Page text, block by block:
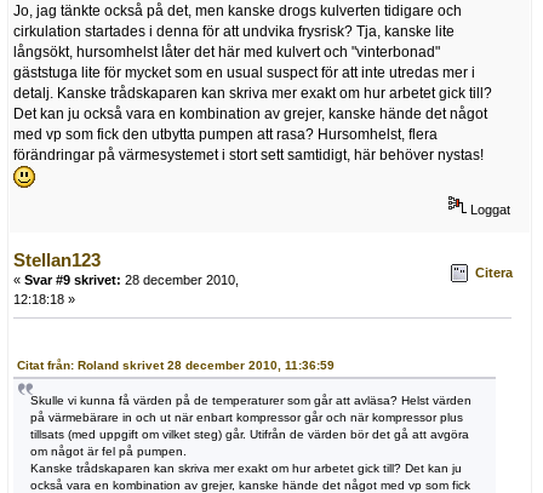
Jo, jag tänkte också på det, men kanske drogs kulverten tidigare och
cirkulation startades i denna för att undvika frysrisk? Tja, kanske lite
långsökt, hursomhelst låter det här med kulvert och "vinterbonad"
gäststuga lite för mycket som en usual suspect för att inte utredas mer i
detalj. Kanske trådskaparen kan skriva mer exakt om hur arbetet gick till?
Det kan ju också vara en kombination av grejer, kanske hände det något
med vp som fick den utbytta pumpen att rasa? Hursomhelst, flera
förändringar på värmesystemet i stort sett samtidigt, här behöver nystas!
Loggat
Stellan123
« Svar #9 skrivet: 28 december 2010,
12:18:18 »
Citera
Citat från: Roland skrivet 28 december 2010, 11:36:59
Skulle vi kunna få värden på de temperaturer som går att avläsa? Helst värden
på värmebärare in och ut när enbart kompressor går och när kompressor plus
tillsats (med uppgift om vilket steg) går. Utifrån de värden bör det gå att avgöra
om något är fel på pumpen.
Kanske trådskaparen kan skriva mer exakt om hur arbetet gick till? Det kan ju
också vara en kombination av grejer, kanske hände det något med vp som fick